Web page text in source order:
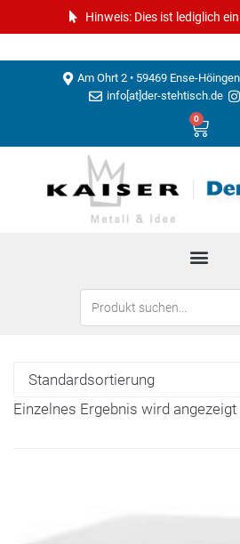
Hinweis: Dies ist lediglich
Am Ohrt 2 • 59469 Ense-Höingen
info[at]der-stehtisch.de
0
Einzelnes Ergebnis wird angezeigt